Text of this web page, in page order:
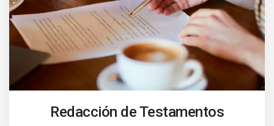
Redacción de Testamentos